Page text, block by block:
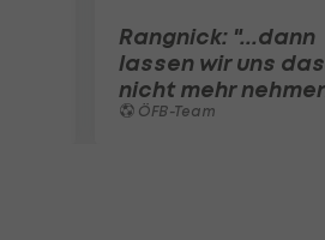
Rangnick: "...dann
lassen wir uns das
nicht mehr
ÖFB-Team